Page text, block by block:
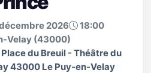
2026
18:00
Velay (43000)
du Breuil - Théâtre du
43000 Le Puy-en-Velay